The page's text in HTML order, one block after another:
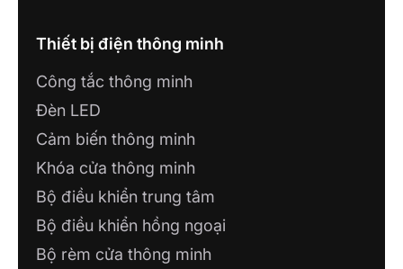
Thiết bị điện thông minh
Công tắc thông minh
Đèn LED
Cảm biến thông minh
Khóa cửa thông minh
Bộ điều khiển trung tâm
Bộ điều khiển hồng ngoại
Bộ rèm cửa thông minh